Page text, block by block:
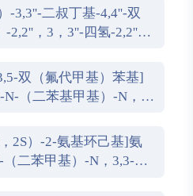
-3,3''-二叔丁基-4,4''-双
-2,2''，3，3''-四氢-2,2''-
双（氟代甲基）苯基]
（二苯基甲基）-N，
2S）-2-氨基环己基]氨
二苯甲基）-N，3,3-三